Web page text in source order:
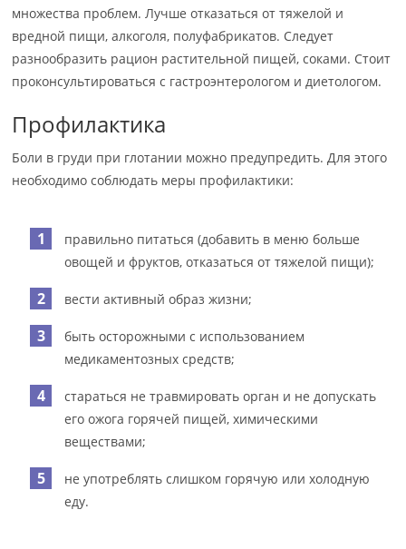
множества проблем. Лучше отказаться от тяжелой и
вредной пищи, алкоголя, полуфабрикатов. Следует
разнообразить рацион растительной пищей, соками. Стоит
проконсультироваться с гастроэнтерологом и диетологом.
Профилактика
Боли в груди при глотании можно предупредить. Для этого
необходимо соблюдать меры профилактики:
правильно питаться (добавить в меню больше
овощей и фруктов, отказаться от тяжелой пищи);
вести активный образ жизни;
быть осторожными с использованием
медикаментозных средств;
стараться не травмировать орган и не допускать
его ожога горячей пищей, химическими
веществами;
не употреблять слишком горячую или холодную
еду.